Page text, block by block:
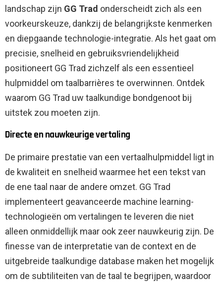
landschap zijn GG Trad onderscheidt zich als een
voorkeurskeuze, dankzij de belangrijkste kenmerken
en diepgaande technologie-integratie. Als het gaat om
precisie, snelheid en gebruiksvriendelijkheid
positioneert GG Trad zichzelf als een essentieel
hulpmiddel om taalbarrières te overwinnen. Ontdek
waarom GG Trad uw taalkundige bondgenoot bij
uitstek zou moeten zijn.
Directe en nauwkeurige vertaling
De primaire prestatie van een vertaalhulpmiddel ligt in
de kwaliteit en snelheid waarmee het een tekst van
de ene taal naar de andere omzet. GG Trad
implementeert geavanceerde machine learning-
technologieën om vertalingen te leveren die niet
alleen onmiddellijk maar ook zeer nauwkeurig zijn. De
finesse van de interpretatie van de context en de
uitgebreide taalkundige database maken het mogelijk
om de subtiliteiten van de taal te begrijpen, waardoor